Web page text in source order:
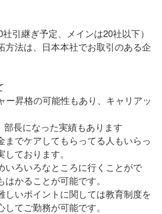
引継ぎ予定、メインは20社以下）
方法は、日本本社でお取引のある企
ー昇格の可能性もあり、キャリアッ
長になった実績もあります
までケアしてもらってる人もいらっ
ております。
いろいろなところに行くことがで
かることが可能です。
しいポイントに関しては教育制度を
てご勤務が可能です。